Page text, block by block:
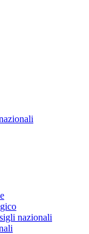
nazionali